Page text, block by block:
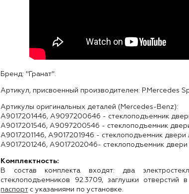
Бренд: "Гранат".
Артикул, присвоенный производителем: P.Mercedes
Артикулы оригинальных деталей (Mercedes-Benz):
A9017201446, A9097200646 - стеклоподъемник
A9017201546, A9097200546 - стеклоподъемник
A9017201146, A9017201946 - стеклоподъемник двери
A9017201246, A9017202046- стеклоподъемник двери
Комплектность:
В состав комплекта входят: два
стеклоподъемников 92.3709, заглушки отверстий
паспортс указаниями по установке.